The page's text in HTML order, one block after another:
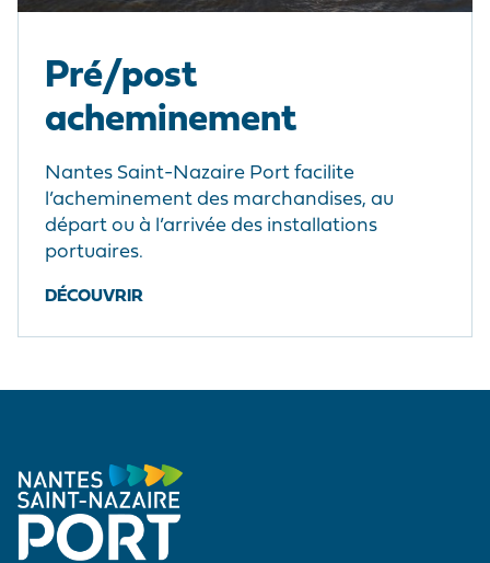
Pré/post
acheminement
Nantes Saint-Nazaire Port facilite
l’acheminement des marchandises, au
départ ou à l’arrivée des installations
portuaires.
DÉCOUVRIR